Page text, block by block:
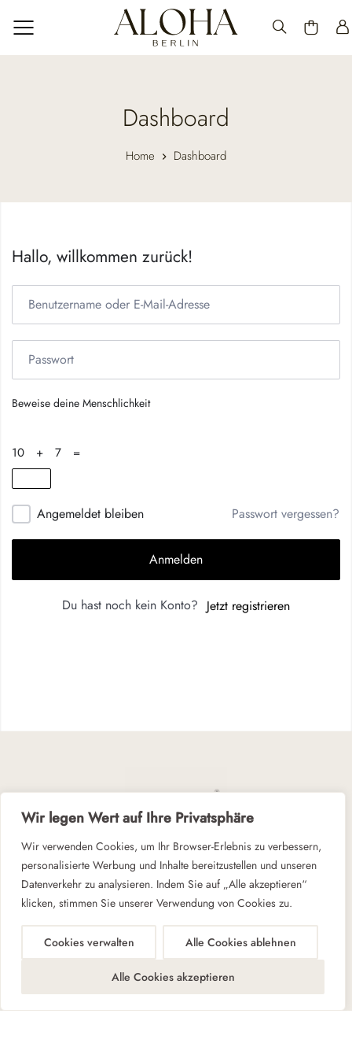
Wir legen Wert auf Ihre Privatsphäre
Wir verwenden Cookies, um Ihr Browser-Erlebnis zu verbessern,
personalisierte Werbung und Inhalte bereitzustellen und unseren
Datenverkehr zu analysieren. Indem Sie auf „Alle akzeptieren“
klicken, stimmen Sie unserer Verwendung von Cookies zu.
Cookies verwalten Alle Cookies ablehnen
Alle Cookies akzeptieren
Dashboard
Home Dashboard
Hallo, willkommen zurück!
Beweise deine Menschlichkeit
10 + 7 =
Angemeldet bleiben Passwort vergessen?
Anmelden
Du hast noch kein Konto? Jetzt registrieren
Zeit für Ruhe und Gelassenheit
© 2026 ALOHA BERLIN